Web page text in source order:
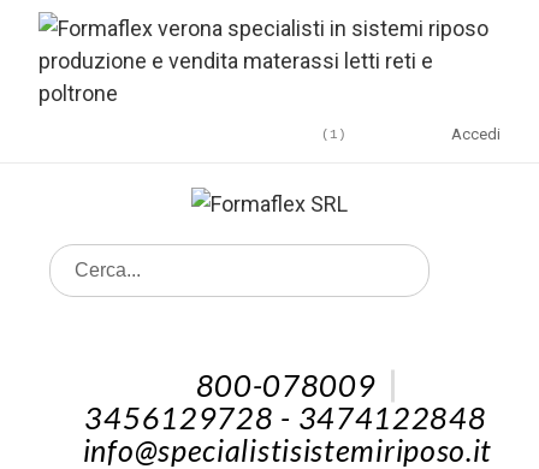
1 Accedi
800-078009
3456129728 - 3474122848
info@specialistisistemiriposo.it